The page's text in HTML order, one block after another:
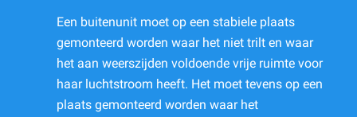
Een buitenunit moet op een stabiele plaats
gemonteerd worden waar het niet trilt en waar
het aan weerszijden voldoende vrije ruimte voor
haar luchtstroom heeft. Het moet tevens op een
plaats gemonteerd worden waar het